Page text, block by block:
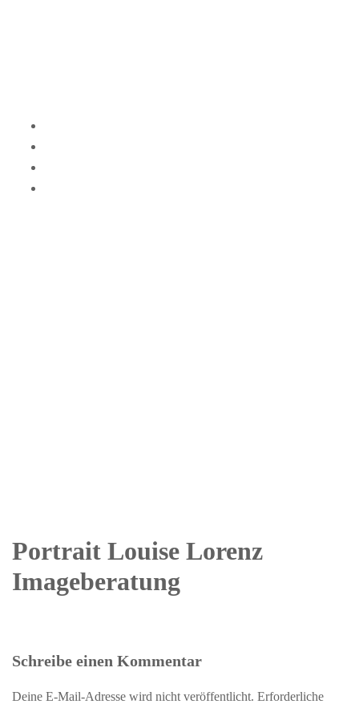
Portrait Louise Lorenz
Imageberatung
Schreibe einen Kommentar
Deine E-Mail-Adresse wird nicht veröffentlicht. Erforderliche